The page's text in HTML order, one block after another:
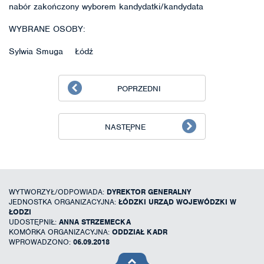
nabór zakończony wyborem kandydatki/kandydata
WYBRANE OSOBY:
Sylwia Smuga Łódź
POPRZEDNI
NASTĘPNE
WYTWORZYŁ/ODPOWIADA: DYREKTOR GENERALNY
JEDNOSTKA ORGANIZACYJNA: ŁÓDZKI URZĄD WOJEWÓDZKI W
ŁODZI
UDOSTĘPNIŁ: ANNA STRZEMECKA
KOMÓRKA ORGANIZACYJNA: ODDZIAŁ KADR
WPROWADZONO: 06.09.2018